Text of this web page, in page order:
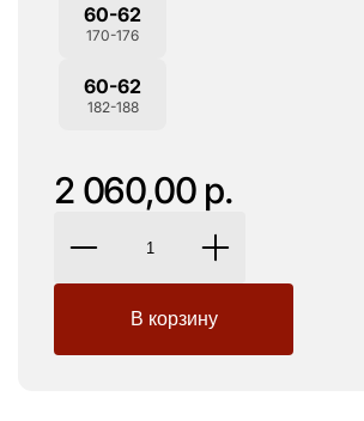
60-62
170-176
60-62
182-188
2 060,00 р.